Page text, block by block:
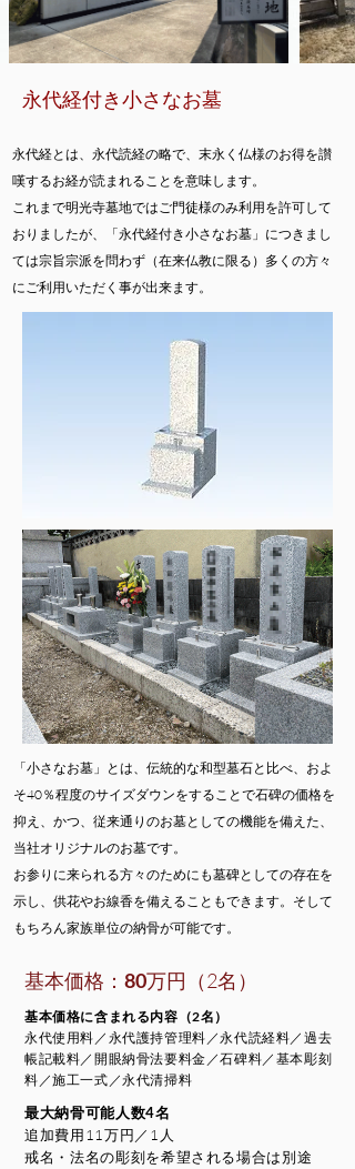
永代経付き小さなお墓
永代経とは、永代読経の略で、末永く仏様のお得を讃
嘆するお経が読まれることを意味します。
​これまで明光寺墓地ではご門徒様のみ利用を許可して
おりましたが、「永代経付き小さなお墓」につきまし
ては宗旨宗派を問わず（在来仏教に限る）多くの方々
にご利用いただく事が出来ます。
​「小さなお墓」とは、伝統的な和型墓石と比べ、およ
そ40％程度のサイズダウンをすることで石碑の価格を
抑え、かつ、従来通りのお墓としての機能を備えた、
当社オリジナルのお墓です。
お参りに来られる方々のためにも墓碑としての存在を
示し​、供花やお線香を備えることもできます。そして
もちろん家族単位の納骨が可能です。
基本価格： 80万円（2名）
基本価格に含まれる内容（2名）
永代使用料／永代護持管理料／永代読経料／過去
帳記載料／開眼納骨法要料金／石碑料／基本彫刻
料​／施工一式／永代清掃料
最大納骨可能人数4名
追加費用11万円／1人
​戒名・法名の彫刻を希望される場合は別途